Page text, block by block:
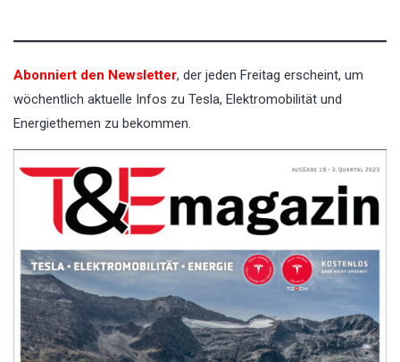
Abonniert den Newsletter, der jeden Freitag erscheint, um
wöchentlich aktuelle Infos zu Tesla, Elektromobilität und
Energiethemen zu bekommen.